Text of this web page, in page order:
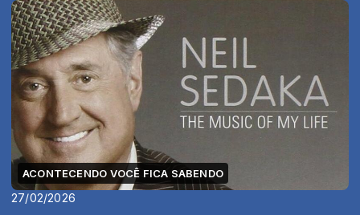
ACONTECENDO VOCÊ FICA SABENDO
27/02/2026